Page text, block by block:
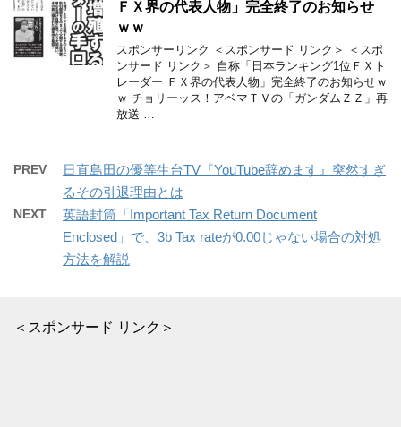
ＦＸ界の代表人物」完全終了のお知らせ
ｗｗ
スポンサーリンク ＜スポンサード リンク＞ ＜スポ
ンサード リンク＞ 自称「日本ランキング1位ＦＸト
レーダー ＦＸ界の代表人物」完全終了のお知らせｗ
ｗ チョリーッス！アベマＴＶの「ガンダムＺＺ」再
放送 …
PREV
日直島田の優等生台TV『YouTube辞めます』突然すぎ
るその引退理由とは
NEXT
英語封筒「Important Tax Return Document
Enclosed」で、3b Tax rateが0.00じゃない場合の対処
方法を解説
＜スポンサード リンク＞